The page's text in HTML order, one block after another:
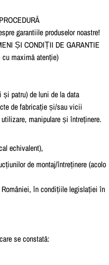
garantiile produselor noastre!
ȘI CONDIȚII DE GARANTIE
maximă atenție)
și patru) de luni de la data
de fabricație și/sau vicii
manipulare și întreținere.
echivalent),
de montaj/întreținere (acolo
în condițiile legislației în
se constată: